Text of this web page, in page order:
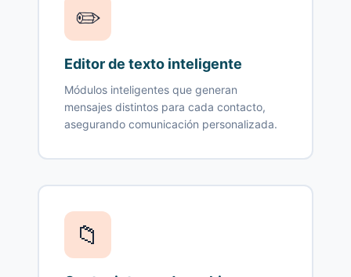
✏️
Editor de texto inteligente
Módulos inteligentes que generan
mensajes distintos para cada contacto,
asegurando comunicación personalizada.
📁